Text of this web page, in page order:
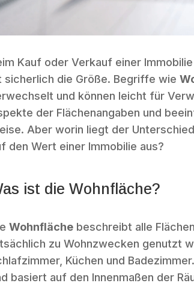
Kauf oder Verkauf einer
sicherlich die Größe. Begriffe wie
und können leicht für
der Flächenangaben und
Aber worin liegt der
den Wert einer Immobilie aus?
ist die Wohnfläche?
Wohnfläche beschreibt alle
zu Wohnzwecken genutzt
Küchen und
basiert auf den Innenmaßen der